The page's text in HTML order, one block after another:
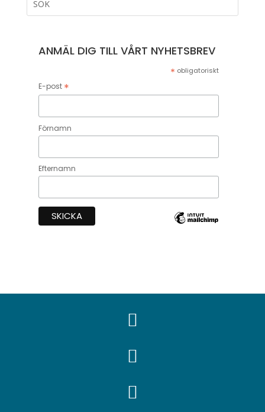
ANMÄL DIG TILL VÅRT NYHETSBREV
* obligatoriskt
E-post *
Förnamn
Efternamn


